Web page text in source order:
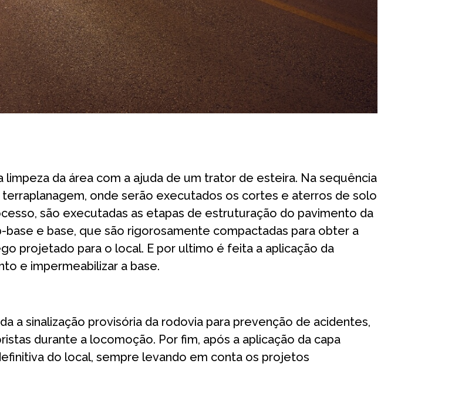
limpeza da área com a ajuda de um trator de esteira. Na sequência
onde serão executados os cortes e aterros de solo
são executadas as etapas de estruturação do pavimento da
e base, que são rigorosamente compactadas para obter a
projetado para o local. E por ultimo é feita a aplicação da
e impermeabilizar a base.
a sinalização provisória da rodovia para prevenção de acidentes,
durante a locomoção. Por fim, após a aplicação da capa
do local, sempre levando em conta os projetos